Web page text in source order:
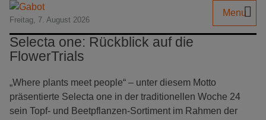
Freitag, 7. August 2026
Menu
Selecta one: Rückblick auf die
FlowerTrials
„Where plants meet people“ – unter diesem Motto
präsentierte Selecta one in der traditionellen Woche 24
sein Topf- und Beetpflanzen-Sortiment im Rahmen der